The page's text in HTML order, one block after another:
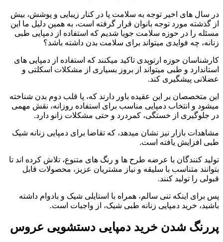
در سال های اخیر توجه به سلامت پا در کنار زیبایی و پوشش، بیش
از گذشته مورد توجه بانوان قرار گرفته است، به همین دلیل ما این
مسئله را در حوزه سلامت جویا شدیم که استفاده از دمپایی طبی
زنانه، چه فوایدی میتواند برای سلامت بدن داشته باشد؟
کارشناسان حوزه ارتوپدی تاکید میکنند که استفاده از دمپایی های
استاندارد و طبی میتواند از بروز بسیاری از مشکلات اسکلتی و
عضلانی پیشگیری کند.
این متخصصان بر این عقیده باور دارند که، پا قلب دوم بدن شناخته
میشود و انتخاب دمپایی مناسب برای استفاده روزانه، نقش مهمی
در جلوگیری از خستگی، کمردرد و حتی مشکلات زانو دارد.
مشاهدات بازار نیز نشان میدهد، که تقاضا برای دمپایی زنانه شیک
طبی افزایش یافته است.
تولید کنندگان با عرضه طرح ها و رنگ های متنوع، تلاش کرده اند تا
بتوانند متناسب با سلیقه و نیاز مشتریان عزیز، محصولات قابل
قبولی را تولید کنند.
پس برای اینکه تنی سالم، همراه با استایلی شیک و بادوام داشته
باشید، خرید دمپایی زنانه طبی شیک، از واجبات است.
پررنگ شدن خرید دمپایی دستشویی عروس